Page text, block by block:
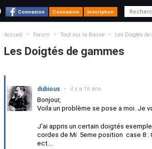
Connexion Connexion Inscription
Accueil > Forum > Tout sur la Basse > Les Doigtés
Les Doigtés de gammes
dubious • il y a 16 ans
Bonjour,
Voila un problème se pose a moi. Je
J'ai appris un certain doigtés
cordes de Mi 5eme position case 8 :
ect....